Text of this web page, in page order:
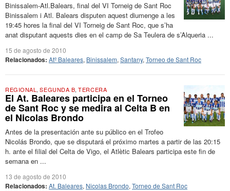
Binissalem-Atl.Balears, final del VI Torneig de Sant Roc
Binissalem i Atl. Balears disputen aquest diumenge a les
19:45 hores la final del VI Torneig de Sant Roc, que s’ha
anat disputant aquests dies en el camp de Sa Teulera de s’Alqueria ...
15 de agosto de 2010
Relacionados: Atº Baleares, Binissalem, Santany, Torneo de Sant Roc
REGIONAL ,SEGUNDA B,TERCERA
El At. Baleares participa en el Torneo
de Sant Roc y se medira al Celta B en
el Nicolas Brondo
Antes de la presentación ante su público en el Trofeo
Nicolás Brondo, que se disputará el próximo martes a partir de las 20:15
h. ante el filial del Celta de Vigo, el Atlètic Balears participa este fin de
semana en ...
13 de agosto de 2010
Relacionados: At. Baleares, Nicolas Brondo, Torneo de Sant Roc